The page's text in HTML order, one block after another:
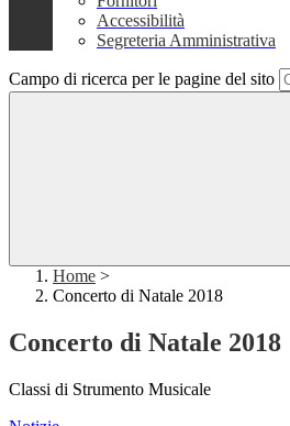
Accessibilità
Segreteria Amministrativa
Campo di ricerca per le pagine del sito
Home >
Concerto di Natale 2018
Concerto di Natale 2018
Classi di Strumento Musicale